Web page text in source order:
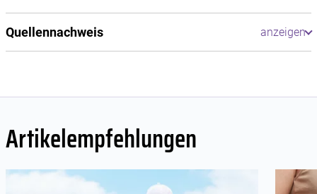
Quellennachweis
Artikelempfehlungen